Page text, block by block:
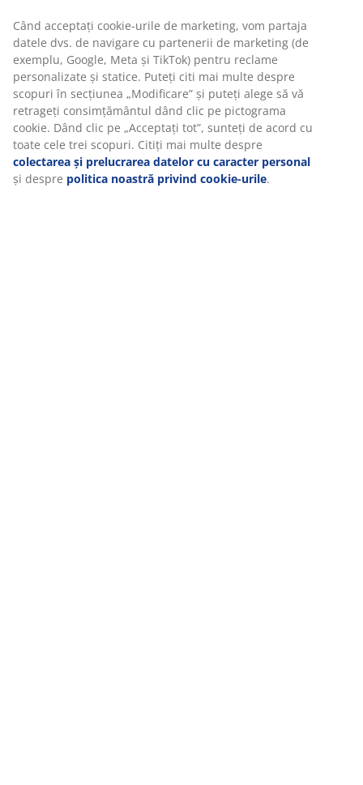
corpul și pentru a-l proteja de țânțari, cu excepția
capetelor care au doar ațe longitudinale ce se
prind la capete.
Hamacul naval
Hamacul de călătorie
Hamacul cu susținere din lemn – bucata de pânză
este prinsă la capete de o stinghie de lemn care
ține hamacul desfăcut de la un capăt la celălalt.
Când acceptați cookie-urile de marketing, vom partaja
datele dvs. de navigare cu partenerii de marketing (de
exemplu, Google, Meta și TikTok) pentru reclame
personalizate și statice. Puteți citi mai multe despre
scopuri în secțiunea „Modificare” și puteți alege să vă
retrageți consimțământul dând clic pe pictograma
cookie. Dând clic pe „Acceptați tot”, sunteți de acord cu
toate cele trei scopuri. Citiți mai multe despre
colectarea și prelucrarea datelor cu caracter personal
și despre politica noastră privind cookie-urile.